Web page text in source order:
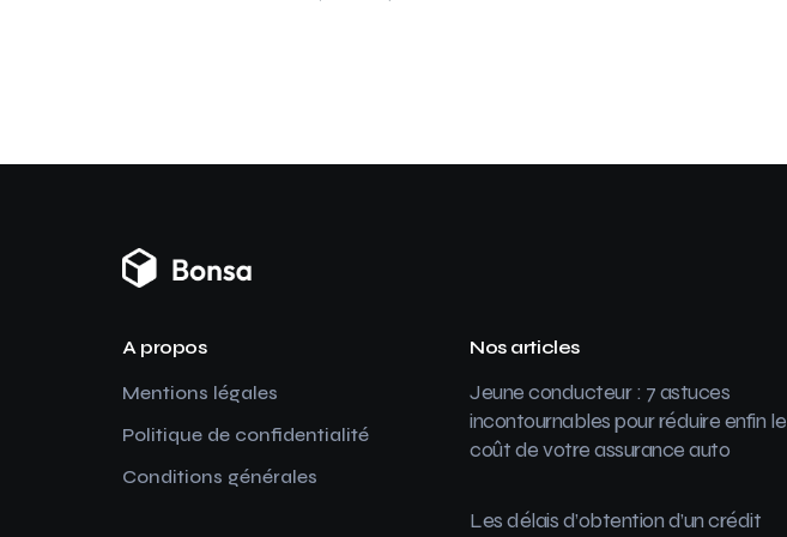
A propos
Mentions légales
Politique de confidentialité
Conditions générales
Nos articles
Jeune conducteur : 7 astuces
incontournables pour réduire enfin le
coût de votre assurance auto
Les délais d’obtention d’un crédit